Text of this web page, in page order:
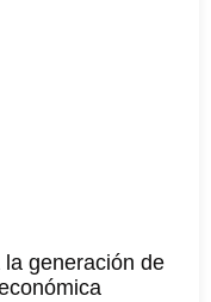
generación de